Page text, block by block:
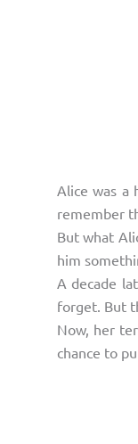
Alice was a
remember
But what
him
A decade
forget. But
Now, her
chance to